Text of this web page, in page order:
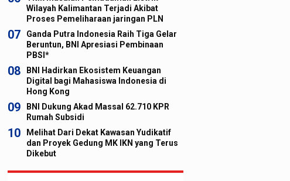
Wilayah Kalimantan Terjadi Akibat
Proses Pemeliharaan jaringan PLN
07
Ganda Putra Indonesia Raih Tiga Gelar
Beruntun, BNI Apresiasi Pembinaan
PBSI*
08
BNI Hadirkan Ekosistem Keuangan
Digital bagi Mahasiswa Indonesia di
Hong Kong
09
BNI Dukung Akad Massal 62.710 KPR
Rumah Subsidi
10
Melihat Dari Dekat Kawasan Yudikatif
dan Proyek Gedung MK IKN yang Terus
Dikebut